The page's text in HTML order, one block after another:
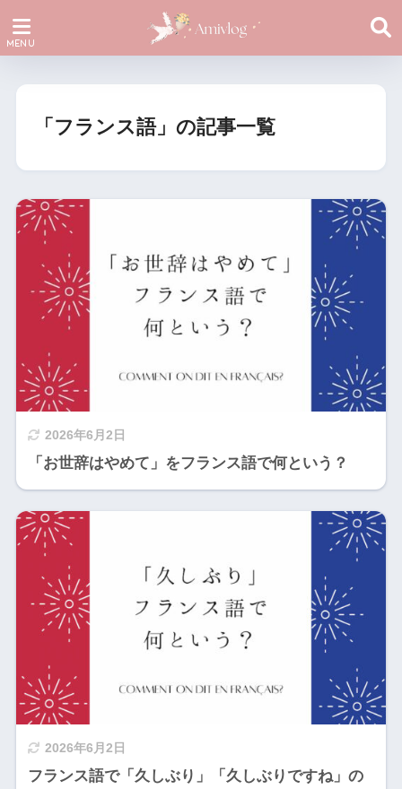
「フランス語」の記事一覧
2026年6月2日
「お世辞はやめて」をフランス語で何という？
2026年6月2日
フランス語で「久しぶり」「久しぶりですね」の